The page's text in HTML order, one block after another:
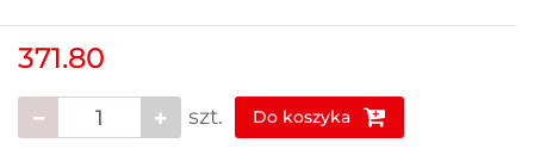
371.80
szt. Do koszyka